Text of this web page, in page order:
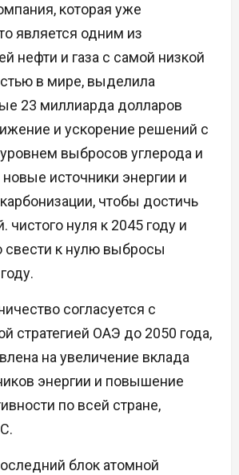
которая уже
является одним из
нефти и газа с самой низкой
в мире, выделила
23 миллиарда долларов
и ускорение решений с
выбросов углерода и
новые источники энергии и
чтобы достичь
чистого нуля к 2045 году и
свести к нулю выбросы
согласуется с
стратегией ОАЭ до 2050 года,
на увеличение вклада
энергии и повышение
по всей стране,
блок атомной